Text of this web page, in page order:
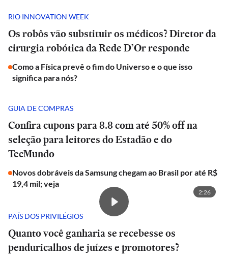
RIO INNOVATION WEEK
Os robôs vão substituir os médicos? Diretor da
cirurgia robótica da Rede D’Or responde
Como a Física prevê o fim do Universo e o que isso
significa para nós?
GUIA DE COMPRAS
Confira cupons para 8.8 com até 50% off na
seleção para leitores do Estadão e do
TecMundo
Novos dobráveis da Samsung chegam ao Brasil por até R$
19,4 mil; veja
2:26
PAÍS DOS PRIVILÉGIOS
Quanto você ganharia se recebesse os
penduricalhos de juízes e promotores?